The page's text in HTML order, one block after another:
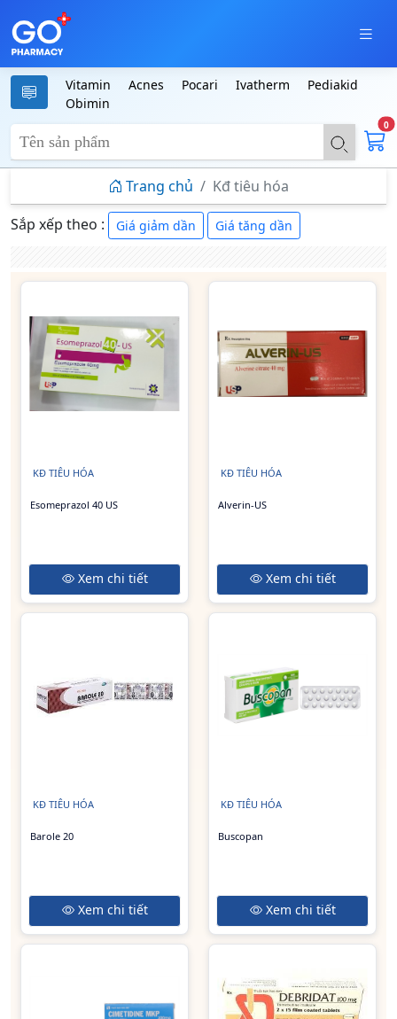
Vitamin Acnes Pocari Ivatherm
Pediakid
Obimin
0
Trang chủ
Kđ tiêu hóa
Sắp xếp theo :
Giá giảm dần Giá tăng dần
KĐ TIÊU HÓA
Esomeprazol 40 US
Xem chi tiết
KĐ TIÊU HÓA
Alverin-US
Xem chi tiết
KĐ TIÊU HÓA
Barole 20
Xem chi tiết
KĐ TIÊU HÓA
Buscopan
Xem chi tiết